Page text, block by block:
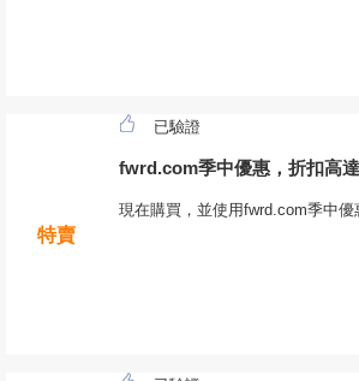
特賣
已驗證
fwrd.com季中優惠，折扣高
現在購買，並使用fwrd.com季中優